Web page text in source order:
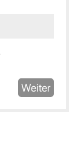
Weiter